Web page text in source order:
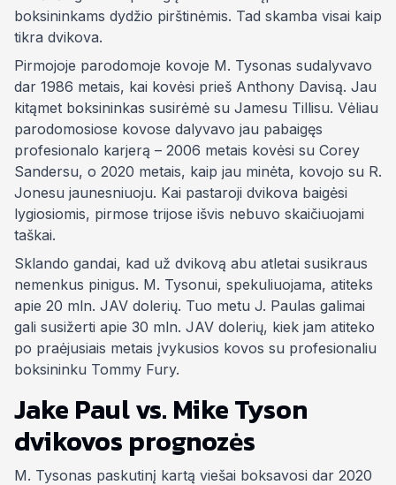
boksininkams dydžio pirštinėmis. Tad skamba visai kaip
tikra dvikova.
Pirmojoje parodomoje kovoje M. Tysonas sudalyvavo
dar 1986 metais, kai kovėsi prieš Anthony Davisą. Jau
kitąmet boksininkas susirėmė su Jamesu Tillisu. Vėliau
parodomosiose kovose dalyvavo jau pabaigęs
profesionalo karjerą – 2006 metais kovėsi su Corey
Sandersu, o 2020 metais, kaip jau minėta, kovojo su R.
Jonesu jaunesniuoju. Kai pastaroji dvikova baigėsi
lygiosiomis, pirmose trijose išvis nebuvo skaičiuojami
taškai.
Sklando gandai, kad už dvikovą abu atletai susikraus
nemenkus pinigus. M. Tysonui, spekuliuojama, atiteks
apie 20 mln. JAV dolerių. Tuo metu J. Paulas galimai
gali susižerti apie 30 mln. JAV dolerių, kiek jam atiteko
po praėjusiais metais įvykusios kovos su profesionaliu
boksininku Tommy Fury.
Jake Paul vs. Mike Tyson
dvikovos prognozės
M. Tysonas paskutinį kartą viešai boksavosi dar 2020